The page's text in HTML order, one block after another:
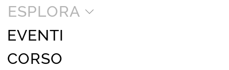
ESPLORA
EVENTI
CORSO